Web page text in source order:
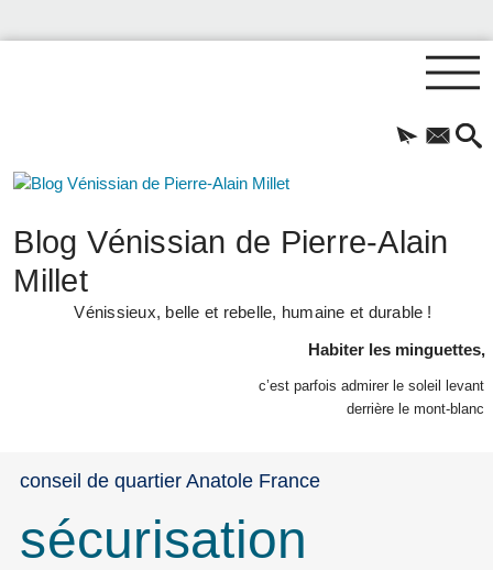
Blog Vénissian de Pierre-Alain
Millet
Vénissieux, belle et rebelle, humaine et durable !
Habiter les minguettes,
c’est parfois admirer le soleil levant
derrière le mont-blanc
conseil de quartier Anatole France
sécurisation